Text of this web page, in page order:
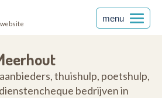
menu
thuishulp, poetshulp,
bedrijven in